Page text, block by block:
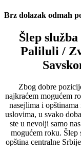
Brz dolazak odmah
Šlep
Paliluli /
Zbog dobre
najkraćem mogućem
nasejlima i
uslovima, u svako
ste u nevolji samo
mogućem roku.
opština centralne